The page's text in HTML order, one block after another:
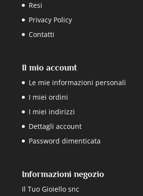
Resi
Privacy Policy
Contatti
Il mio account
Le mie informazioni personali
I miei ordini
I miei indirizzi
Dettagli account
Password dimenticata
Informazioni negozio
Il Tuo Gioiello snc